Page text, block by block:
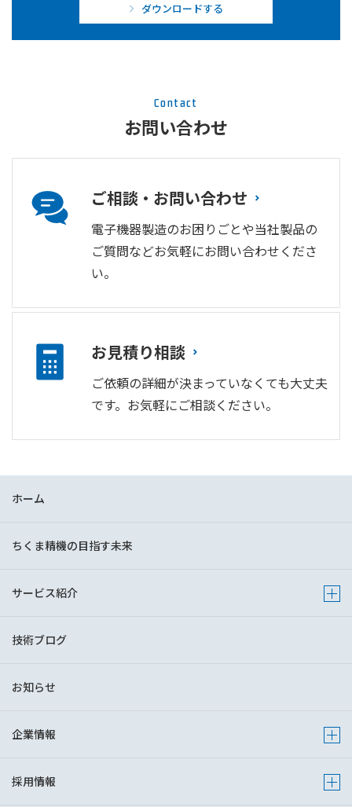
ダウンロードする
Contact
お問い合わせ
ご相談・お問い合わせ
電子機器製造のお困りごとや当社製品の
ご質問などお気軽にお問い合わせくださ
い。
お見積り相談
ご依頼の詳細が決まっていなくても大丈夫
です。お気軽にご相談ください。
ホーム
ちくま精機の目指す未来
サービス紹介 Show
技術ブログ
お知らせ
企業情報 Show
採用情報 Show